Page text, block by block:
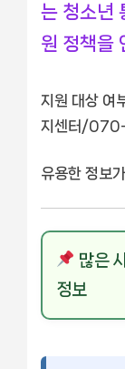
는 청소년
원 정책을
지원 대상 여
지센터/070-
유용한 정보
많은
정보